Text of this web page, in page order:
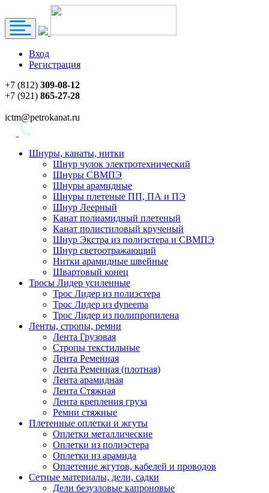
Вход
Регистрация
+7 (812) 309-08-12
+7 (921) 865-27-28
ictm@petrokanat.ru
Шнуры, канаты, нитки
Шнур чулок электротехнический
Шнуры СВМПЭ
Шнуры арамидные
Шнуры плетеные ПП, ПА и ПЭ
Шнур Леерный
Канат полиамидный плетеный
Канат полистиловый крученый
Шнур Экстра из полиэстера и СВМПЭ
Шнур светоотражающий
Нитки арамидные швейные
Швартовый конец
Тросы Лидер усиленные
Трос Лидер из полиэстера
Трос Лидер из dyneema
Трос Лидер из полипропилена
Ленты, стропы, ремни
Лента Грузовая
Стропы текстильные
Лента Ременная
Лента Ременная (плотная)
Лента арамидная
Лента Стяжная
Лента крепления груза
Ремни стяжные
Плетенные оплетки и жгуты
Оплетки металлические
Оплетки из полиэстера
Оплетки из арамида
Оплетение жгутов, кабелей и проводов
Сетные материалы, дели, садки
Дели безузловые капроновые